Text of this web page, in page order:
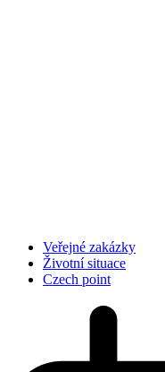
Veřejné zakázky
Životní situace
Czech point